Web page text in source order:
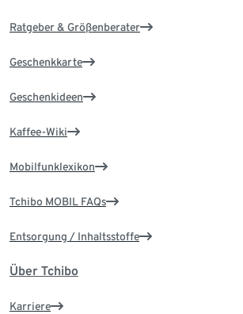
Ratgeber & Größenberater
Geschenkkarte
Geschenkideen
Kaffee-Wiki
Mobilfunklexikon
Tchibo MOBIL FAQs
Entsorgung / Inhaltsstoffe
Über Tchibo
Karriere